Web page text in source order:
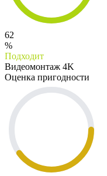
62
%
Подходит
Видеомонтаж 4K
Оценка пригодности